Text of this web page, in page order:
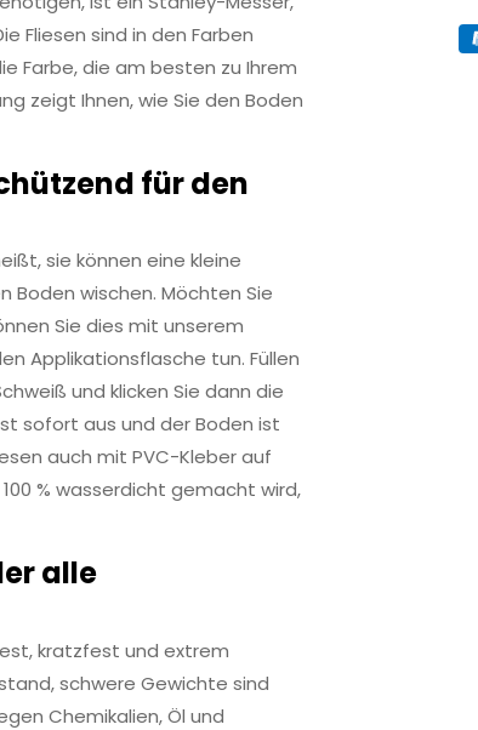
Fliesen sind in den Farben
Farbe, die am besten zu Ihrem
zeigt Ihnen, wie Sie den Boden
für den
sie können eine kleine
Boden wischen. Möchten Sie
Sie dies mit unserem
Applikationsflasche tun. Füllen
und klicken Sie dann die
sofort aus und der Boden ist
auch mit PVC-Kleber auf
% wasserdicht gemacht wird,
alle
kratzfest und extrem
schwere Gewichte sind
Chemikalien, Öl und